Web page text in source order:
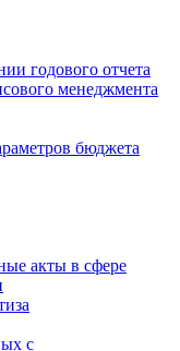
годового отчета
менеджмента
бюджета
акты в сфере
с